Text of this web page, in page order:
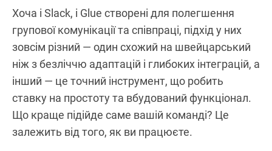
Хоча і Slack, і Glue створені для полегшення
групової комунікації та співпраці, підхід у них
зовсім різний — один схожий на швейцарський
ніж з безліччю адаптацій і глибоких інтеграцій, а
інший — це точний інструмент, що робить
ставку на простоту та вбудований функціонал.
Що краще підійде саме вашій команді? Це
залежить від того, як ви працюєте.